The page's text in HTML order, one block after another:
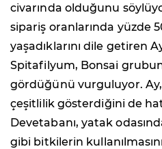
civarında olduğunu
sipariş oranlarında yüzde
yaşadıklarını dile getiren
Spitafilyum, Bonsai
gördüğünü vurguluyor.
çeşitlilik gösterdiğini de
Devetabanı, yatak
gibi bitkilerin